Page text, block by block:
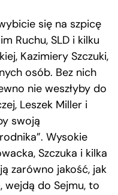
się na szpicę
Ruchu, SLD i kilku
Kazimiery Szczuki,
osób. Bez nich
nie weszłyby do
Leszek Miller i
swoją
Wysokie
Szczuka i kilka
zarówno jakość, jak
wejdą do Sejmu, to